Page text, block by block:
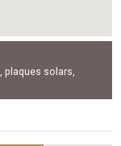
, plaques solars,